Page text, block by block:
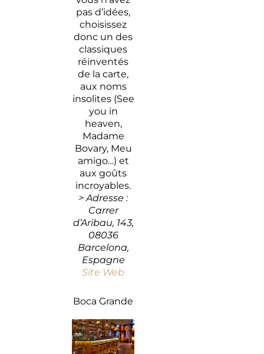
pas d’idées,
choisissez
donc un des
classiques
réinventés
de la carte,
aux noms
insolites (See
you in
heaven,
Madame
Bovary, Meu
amigo…) et
aux goûts
incroyables.
> Adresse :
Carrer
d’Aribau, 143,
08036
Barcelona,
Espagne
Site Web
Boca Grande